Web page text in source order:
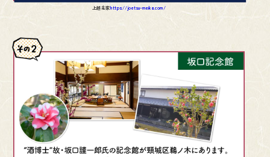
上越名家https://joetsu-meika.com/